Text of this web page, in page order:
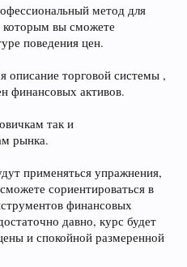
метод для
которым вы сможете
поведения цен.
описание торговой системы ,
финансовых активов.
так и
рынка.
применяться упражнения,
сориентироваться в
финансовых
давно, курс будет
и спокойной размеренной